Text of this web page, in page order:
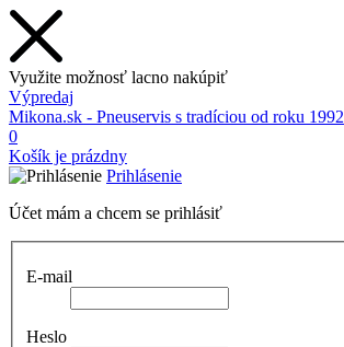
Využite možnosť lacno nakúpiť
Výpredaj
Mikona.sk - Pneuservis s tradíciou od roku 1992
0
Košík je prázdny
Prihlásenie
Účet mám a chcem se prihlásiť
E-mail
Heslo